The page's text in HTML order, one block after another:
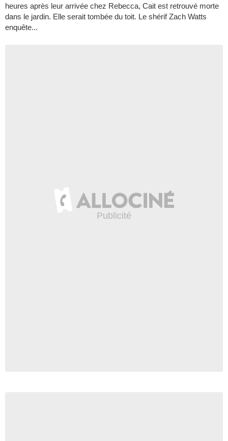
heures après leur arrivée chez Rebecca, Cait est retrouvé morte
dans le jardin. Elle serait tombée du toit. Le shérif Zach Watts
enquête...